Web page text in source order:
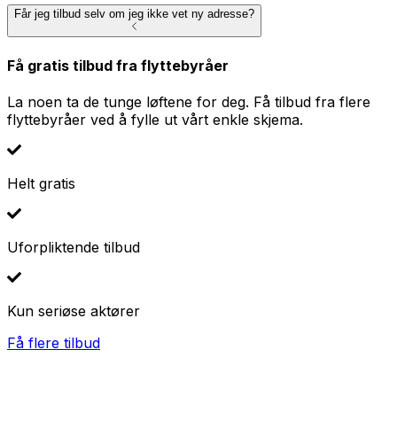
Får jeg tilbud selv om jeg ikke vet ny adresse?
Få gratis tilbud fra flyttebyråer
La noen ta de tunge løftene for deg. Få tilbud fra flere
flyttebyråer ved å fylle ut vårt enkle skjema.
Helt gratis
Uforpliktende tilbud
Kun seriøse aktører
Få flere tilbud